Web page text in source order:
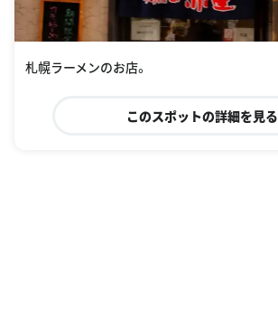
札幌ラーメンのお店。
このスポットの詳細を見る